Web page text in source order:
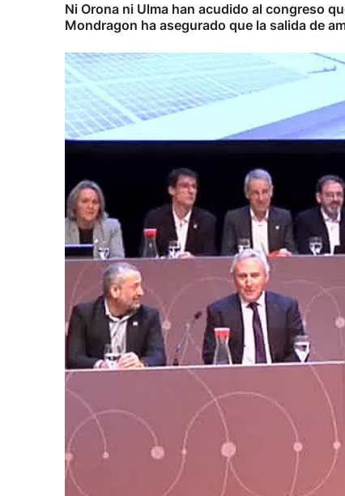
Ni Orona ni Ulma han acudido al congreso
Mondragon ha asegurado que la salida de